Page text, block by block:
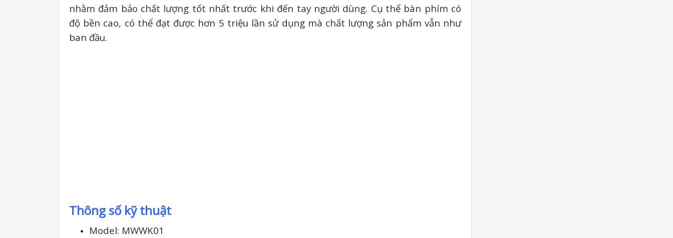
nhằm đảm bảo chất lượng tốt nhất trước khi đến tay người dùng. Cụ thể bàn phím có
độ bền cao, có thể đạt được hơn 5 triệu lần sử dụng mà chất lượng sản phẩm vẫn như
ban đầu.
Thông số kỹ thuật
Model: MWWK01